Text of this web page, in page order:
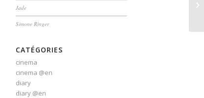
Jade
Simone Ringer
CATÉGORIES
cinema
cinema @en
diary
diary @en